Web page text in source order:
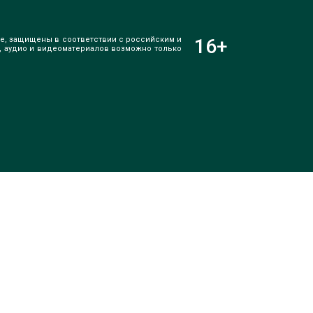
защищены в соответствии с российским и
и видеоматериалов возможно только
16+